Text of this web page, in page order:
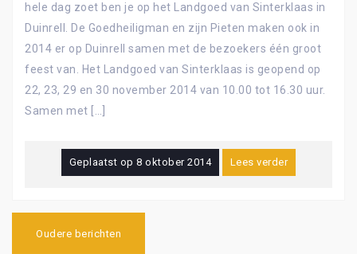
hele dag zoet ben je op het Landgoed van Sinterklaas in
Duinrell. De Goedheiligman en zijn Pieten maken ook in
2014 er op Duinrell samen met de bezoekers één groot
feest van. Het Landgoed van Sinterklaas is geopend op
22, 23, 29 en 30 november 2014 van 10.00 tot 16.30 uur.
Samen met […]
Geplaatst op8 oktober 2014 Lees verder
Oudere berichten